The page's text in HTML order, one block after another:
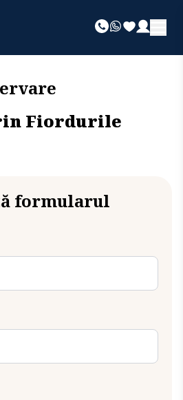
Fiordurile
formularul